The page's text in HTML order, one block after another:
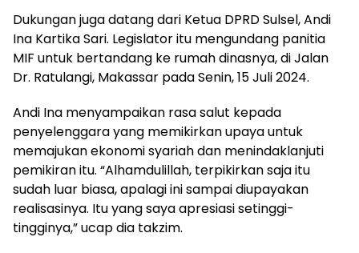
Dukungan juga datang dari Ketua DPRD Sulsel, Andi
Ina Kartika Sari. Legislator itu mengundang panitia
MIF untuk bertandang ke rumah dinasnya, di Jalan
Dr. Ratulangi, Makassar pada Senin, 15 Juli 2024.
Andi Ina menyampaikan rasa salut kepada
penyelenggara yang memikirkan upaya untuk
memajukan ekonomi syariah dan menindaklanjuti
pemikiran itu. “Alhamdulillah, terpikirkan saja itu
sudah luar biasa, apalagi ini sampai diupayakan
realisasinya. Itu yang saya apresiasi setinggi-
tingginya,” ucap dia takzim.